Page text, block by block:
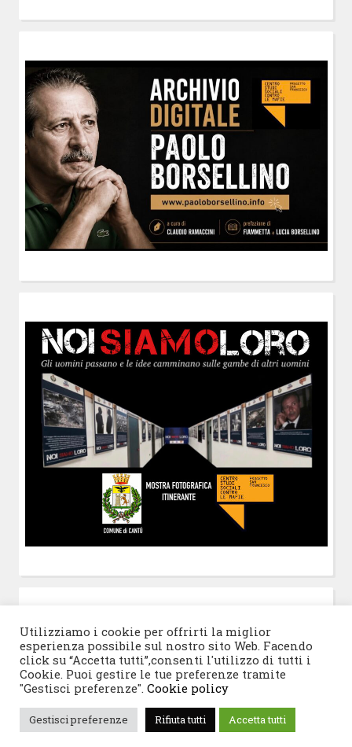
© 2026 Progetto San Francesco |Tema WordPress:
Blogghiamodi CrestaProject.
Utilizziamo i cookie per offrirti la miglior
esperienza possibile sul nostro sito Web. Facendo
click su “Accetta tutti”,consenti l'utilizzo di tutti i
Cookie. Puoi gestire le tue preferenze tramite
"Gestisci preferenze". Cookie policy
Gestisci preferenze Rifiuta tutti Accetta tutti